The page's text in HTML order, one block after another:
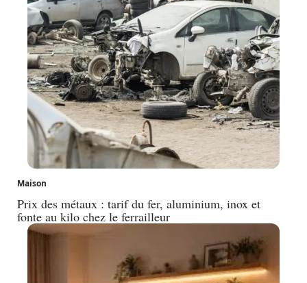
Maison
Prix des métaux : tarif du fer, aluminium, inox et
fonte au kilo chez le ferrailleur